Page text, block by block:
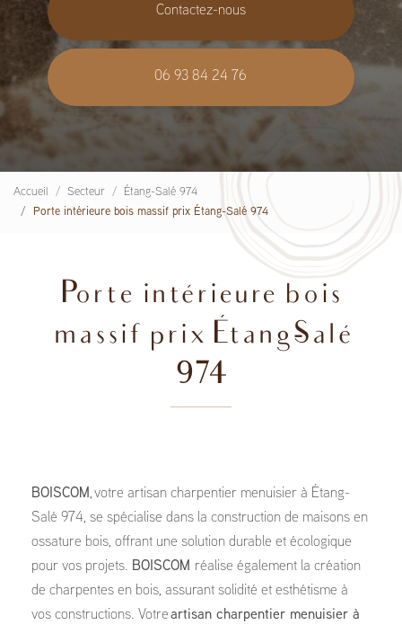
Contactez-nous
06 93 84 24 76
Accueil Secteur
Étang-Salé 974
Porte intérieure bois massif prix Étang-Salé 974
Porte intérieure bois
massif prix Étang-Salé
974
BOISCOM, votre artisan charpentier menuisier à Étang-
Salé 974, se spécialise dans la construction de maisons en
ossature bois, offrant une solution durable et écologique
pour vos projets. BOISCOM réalise également la création
de charpentes en bois, assurant solidité et esthétisme à
vos constructions. Votre artisan charpentier menuisier à